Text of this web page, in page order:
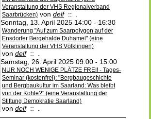
Veranstaltung der VHS Regionalverband
Saarbrücken) von delf:: .
Sonntag, 13. April 2025 14:00 - 16:30
Wanderung "Auf zum Saarpolygon auf der
Ensdorfer Bergehalde Duhamel" (eine
Veranstaltung der VHS Völklingen)
von delf:: .
Samstag, 26. April 2025 09:00 - 15:00
NUR NOCH WENIGE PLÄTZE FREI! - Tages-
Seminar (kostenfrei): "Bergbaugeschichte
und Bergbaukultur im Saarland: Was bleibt
von der Kohle?" (eine Veranstaltung der
Stiftung Demokratie Saarland)
von delf:: .